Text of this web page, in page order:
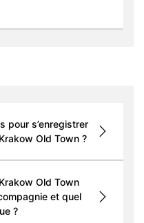
pour s’enregistrer
Old Town ?
Old Town
et quel
?